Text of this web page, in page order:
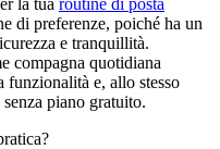
di preferenze, poiché ha un
e tranquillità.
compagna quotidiana
e, allo stesso
senza piano gratuito.